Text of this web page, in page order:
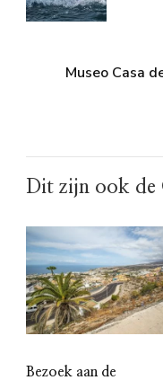
Museo Casa
Dit zijn ook de
Bezoek aan de